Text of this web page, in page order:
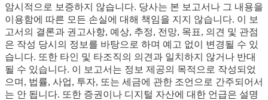
암시적으로 보증하지 않습니다. 당사는 본 보고서나 그 내용을
이용함에 따른 모든 손실에 대해 책임을 지지 않습니다. 이 보
고서의 결론과 권고사항, 예상, 추정, 전망, 목표, 의견 및 관점
은 작성 당시의 정보를 바탕으로 하며 예고 없이 변경될 수 있
습니다. 또한 타인 및 타조직의 의견과 일치하지 않거나 반대
될 수 있습니다. 이 보고서는 정보 제공의 목적으로 작성되었
으며, 법률, 사업, 투자, 또는 세금에 관한 조언으로 간주되어서
는 안 됩니다. 또한 증권이나 디지털 자산에 대한 언급은 설명